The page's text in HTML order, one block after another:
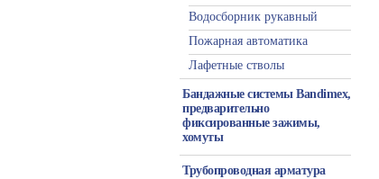
Водосборник рукавный
Пожарная автоматика
Лафетные стволы
Бандажные системы Bandimex,
предварительно
фиксированные зажимы,
хомуты
Трубопроводная арматура